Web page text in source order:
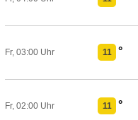
Fr, 03:00 Uhr 11 °
Fr, 02:00 Uhr 11 °